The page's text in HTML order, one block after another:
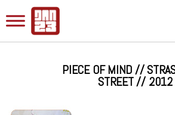
PIECE OF MIND //
STREET // 2012